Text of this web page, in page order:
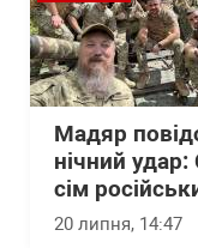
Мадяр
нічний
сім
20 липня, 14:47